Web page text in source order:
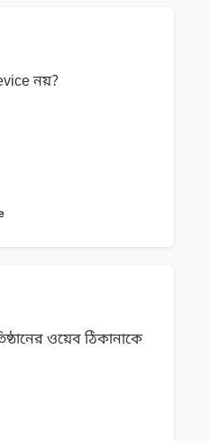
নয়?
ওয়েব ঠিকানাকে